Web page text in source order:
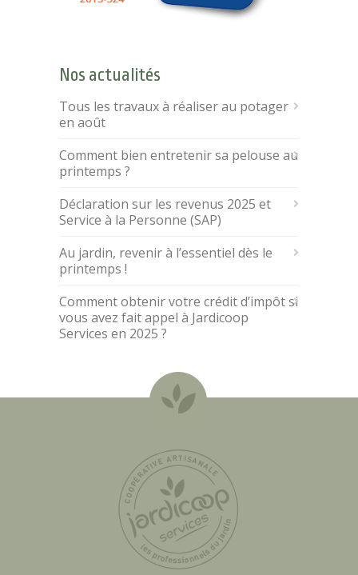
Nos actualités
Tous les travaux à réaliser au potager
en août
Comment bien entretenir sa pelouse au
printemps ?
Déclaration sur les revenus 2025 et
Service à la Personne (SAP)
Au jardin, revenir à l’essentiel dès le
printemps !
Comment obtenir votre crédit d’impôt si
vous avez fait appel à Jardicoop
Services en 2025 ?